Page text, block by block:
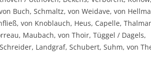
Buch, Schmaltz, von Weidave, von
von Knoblauch, Heus, Capelle,
Maubach, von Thoir, Tüggel / Dagels,
Landgraf, Schubert, Suhm, von